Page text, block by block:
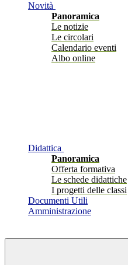
Novità
Panoramica
Le notizie
Le circolari
Calendario eventi
Albo online
Didattica
Panoramica
Offerta formativa
Le schede didattiche
I progetti delle classi
Documenti Utili
Amministrazione